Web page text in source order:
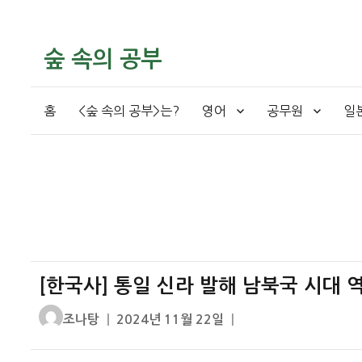
숲 속의 공부
홈 <숲 속의 공부>는? 영어 공무원 일
[한국사] 통일 신라 발해 남북국 시대
글
조나탕
작
2024년 11월 22일